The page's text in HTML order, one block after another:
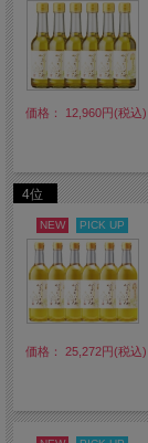
価格： 12,960円(税込)
4位
NEW PICK UP
価格： 25,272円(税込)